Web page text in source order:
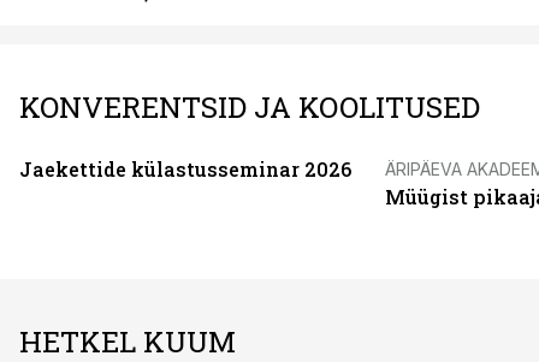
KONVERENTSID JA KOOLITUSED
Jaekettide külastusseminar 2026 ÄRIPÄEVA
Müügist
HETKEL KUUM